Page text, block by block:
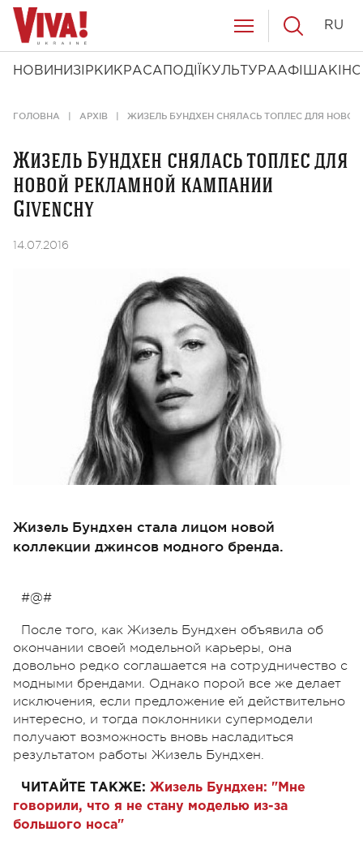
НОВИНИ ЗІРКИ КРАСА ПОДІЇ КУЛЬТУРААФІША КІНО
RU
ГОЛОВНА АРХІВ ЖИЗЕЛЬ БУНДХЕН СНЯЛАСЬ ТОПЛЕС ДЛЯ НОВОЙ
Жизель Бундхен снялась топлес для
новой рекламной кампании
Givenchy
14.07.2016
Жизель Бундхен стала лицом новой
коллекции джинсов модного бренда.
#@#
После того, как Жизель Бундхен объявила об
окончании своей модельной карьеры, она
довольно редко соглашается на сотрудничество с
модными брендами. Однако порой все же делает
исключения, если предложение ей действительно
интересно, и тогда поклонники супермодели
получают возможность вновь насладиться
результатом работы Жизель Бундхен.
ЧИТАЙТЕ ТАКЖЕ: Жизель Бундхен: "Мне
говорили, что я не стану моделью из-за
большого носа"